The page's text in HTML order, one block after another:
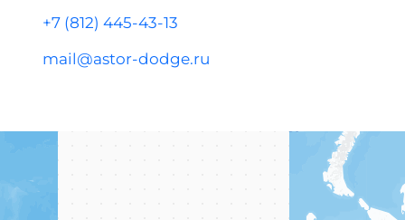
+7 (812) 445-43-13
mail@astor-dodge.ru